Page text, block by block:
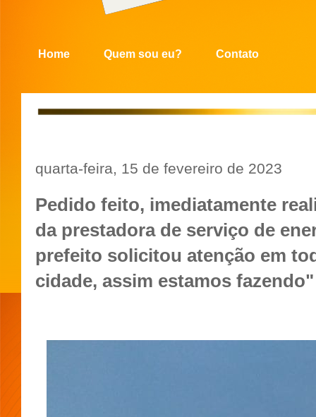
Home Quem sou eu? Contato
quarta-feira, 15 de fevereiro de 2023
Pedido feito, imediatamente
da prestadora de serviço de
prefeito solicitou atenção em
cidade, assim estamos fazendo"